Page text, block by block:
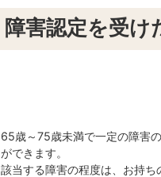
障害認定を受け
65歳～75歳未満で一定の障害
ができます。
該当する障害の程度は、お持ち